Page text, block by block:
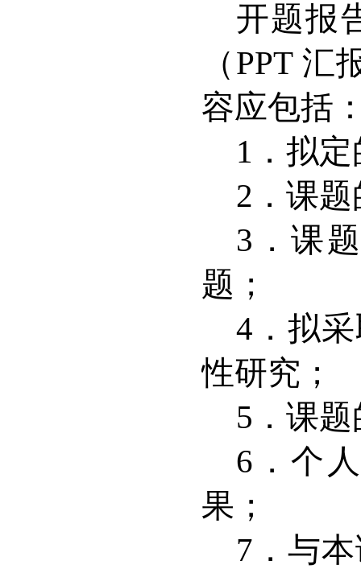
开题报
（ PPT 汇
容应包括
1 ．拟
2 ．课
3 ．课
题；
4 ．拟
性研究；
5 ．课
6 ．个
果；
7 ．与